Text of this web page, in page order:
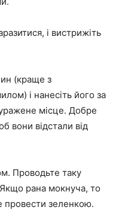
і вистрижіть
(краще з
і нанесіть його за
місце. Добре
вони відстали від
Проводьте таку
рана мокнуча, то
провести зеленкою.